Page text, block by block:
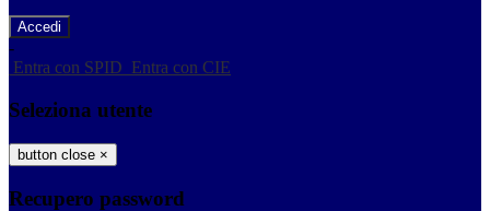
-
Entra con SPID Entra con CIE
Seleziona utente
button close ×
Recupero password